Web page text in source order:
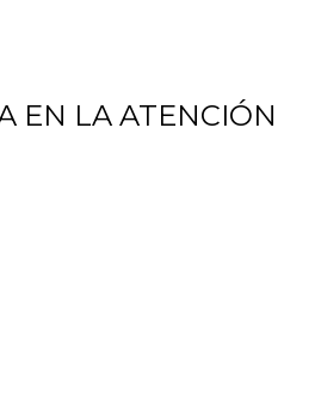
EN LA ATENCIÓN